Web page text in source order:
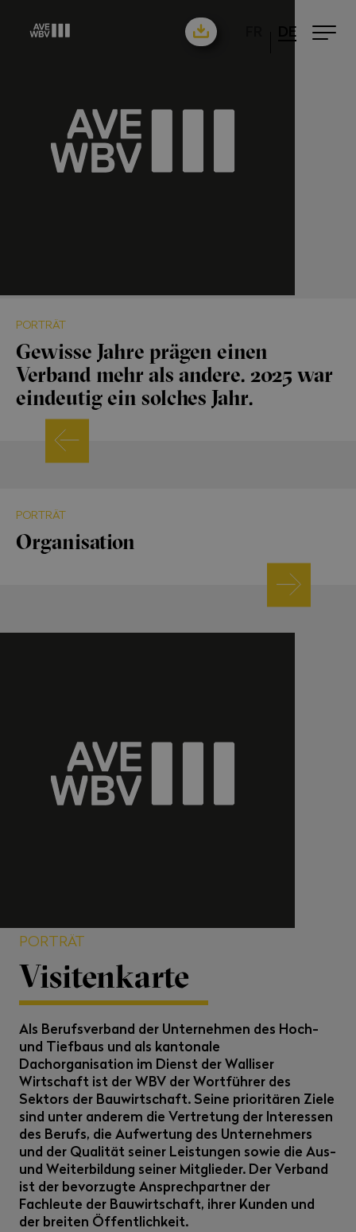
DE
PORTRÄT
Gewisse Jahre prägen einen
Verband mehr als andere. 2025 war
eindeutig ein solches Jahr.
PORTRÄT
Organisation
PORTRÄT
Visitenkarte
Als Berufsverband der Unternehmen des Hoch-
und Tiefbaus und als kantonale
Dachorganisation im Dienst der Walliser
Wirtschaft ist der WBV der Wortführer des
Sektors der Bauwirtschaft. Seine prioritären Ziele
sind unter anderem die Vertretung der Interessen
des Berufs, die Aufwertung des Unternehmers
und der Qualität seiner Leistungen sowie die Aus-
und Weiterbildung seiner Mitglieder. Der Verband
ist der bevorzugte Ansprechpartner der
Fachleute der Bauwirtschaft, ihrer Kunden und
der breiten Öffentlichkeit.